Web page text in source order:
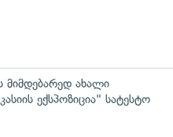
მიმდებარედ ახალი
ექსპოზიცია" სატესტო